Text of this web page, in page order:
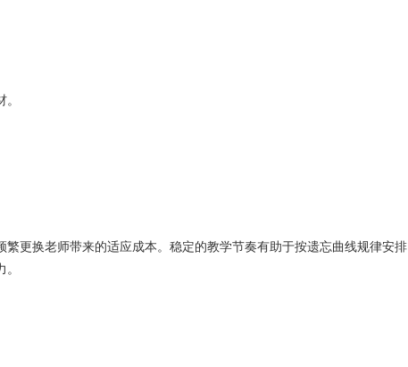
繁更换老师带来的适应成本。稳定的教学节奏有助于按遗忘曲线规律安排